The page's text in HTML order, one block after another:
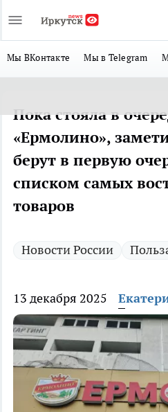
Мы ВКонтакте Мы в Telegram
Пока стояла в
«Ермолино»,
берут в первую
списком самых
товаров
Новости России
13 декабря 2025